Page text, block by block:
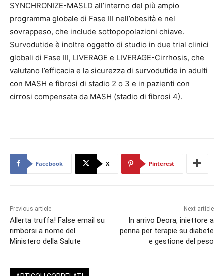
SYNCHRONIZE-MASLD all’interno del più ampio
programma globale di Fase III nell’obesità e nel
sovrappeso, che include sottopopolazioni chiave.
Survodutide è inoltre oggetto di studio in due trial clinici
globali di Fase III, LIVERAGE e LIVERAGE-Cirrhosis, che
valutano l’efficacia e la sicurezza di survodutide in adulti
con MASH e fibrosi di stadio 2 o 3 e in pazienti con
cirrosi compensata da MASH (stadio di fibrosi 4).
Facebook X Pinterest
Previous article
Allerta truffa! False email su
rimborsi a nome del
Ministero della Salute
Next article
In arrivo Deora, iniettore a
penna per terapie su diabete
e gestione del peso